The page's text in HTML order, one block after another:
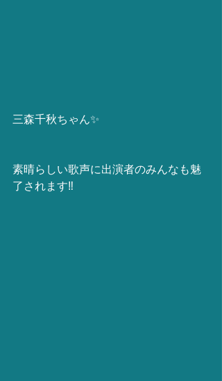
三森千秋ちゃん✨
素晴らしい歌声に出演者のみんなも魅
了されます‼️